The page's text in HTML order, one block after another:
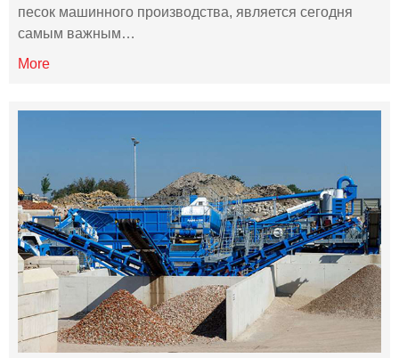
песок машинного производства, является сегодня
самым важным…
More